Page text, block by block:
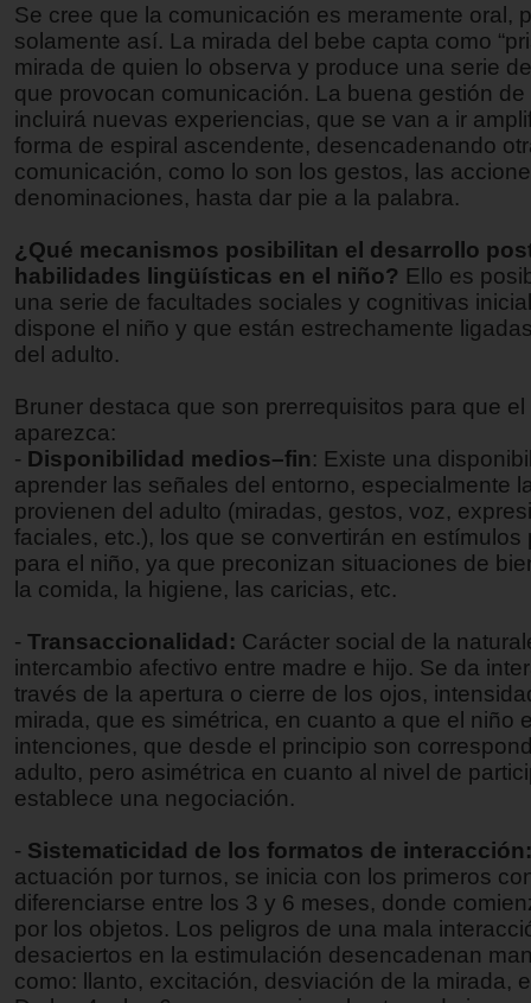
Se cree que la comunicación es meramente oral,
solamente así. La mirada del bebe capta como
mirada de quien lo observa y produce una serie
que provocan comunicación. La buena gestión de
incluirá nuevas experiencias, que se van a ir
forma de espiral ascendente, desencadenando
comunicación, como lo son los gestos, las
denominaciones, hasta dar pie a la palabra.
¿Qué mecanismos posibilitan el desarrollo
habilidades lingüísticas en el niño? Ello es
una serie de facultades sociales y cognitivas
dispone el niño y que están estrechamente
del adulto.
Bruner destaca que son prerrequisitos para que
aparezca:
- Disponibilidad medios–fin: Existe una
aprender las señales del entorno, especialmente
provienen del adulto (miradas, gestos, voz,
faciales, etc.), los que se convertirán en estímulos
para el niño, ya que preconizan situaciones de
la comida, la higiene, las caricias, etc.
- Transaccionalidad: Carácter social de la
intercambio afectivo entre madre e hijo. Se da
través de la apertura o cierre de los ojos,
mirada, que es simétrica, en cuanto a que el niño
intenciones, que desde el principio son
adulto, pero asimétrica en cuanto al nivel de
establece una negociación.
- Sistematicidad de los formatos de interacción:
actuación por turnos, se inicia con los primeros
diferenciarse entre los 3 y 6 meses, donde
por los objetos. Los peligros de una mala
desaciertos en la estimulación desencadenan
como: llanto, excitación, desviación de la mirada,